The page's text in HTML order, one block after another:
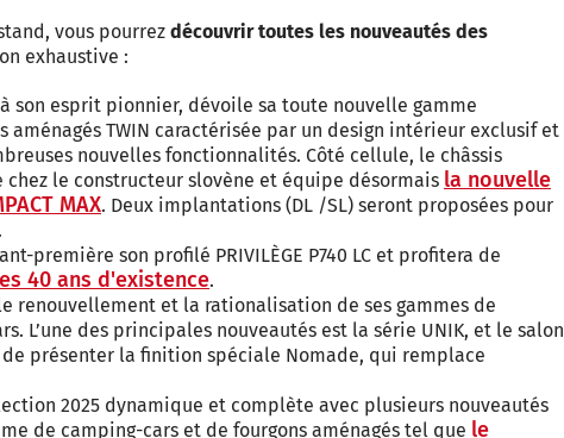
vous pourrez découvrir toutes les nouveautés des
exhaustive :
son esprit pionnier, dévoile sa toute nouvelle gamme
aménagés TWIN caractérisée par un design intérieur exclusif et
nouvelles fonctionnalités. Côté cellule, le châssis
chez le constructeur slovène et équipe désormais la nouvelle
MAX. Deux implantations (DL /SL) seront proposées pour
première son profilé PRIVILÈGE P740 LC et profitera de
40 ans d'existence.
renouvellement et la rationalisation de ses gammes de
L’une des principales nouveautés est la série UNIK, et le salon
de présenter la finition spéciale Nomade, qui remplace
2025 dynamique et complète avec plusieurs nouveautés
de camping-cars et de fourgons aménagés tel que le